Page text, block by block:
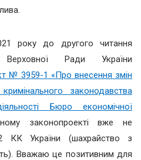
року до другого читання
Верховної Ради України
№ 3959-1 «Про внесення змін
законодавства
Бюро економічної
законопроекті вже не
КК України (шахрайство з
Вважаю це позитивним для